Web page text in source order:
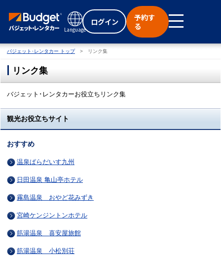
Language
ログイン
予約す
る
バジェット･レンタカー トップ リンク集
リンク集
バジェット･レンタカーお役立ちリンク集
観光お役立ちサイト
おすすめ
温泉ぱらだいす九州
日田温泉 亀山亭ホテル
霧島温泉 おやど花みずき
宮崎ケンジントンホテル
筋湯温泉 喜安屋旅館
筋湯温泉 小松別荘